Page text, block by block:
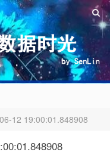
12 19:00:01.848908